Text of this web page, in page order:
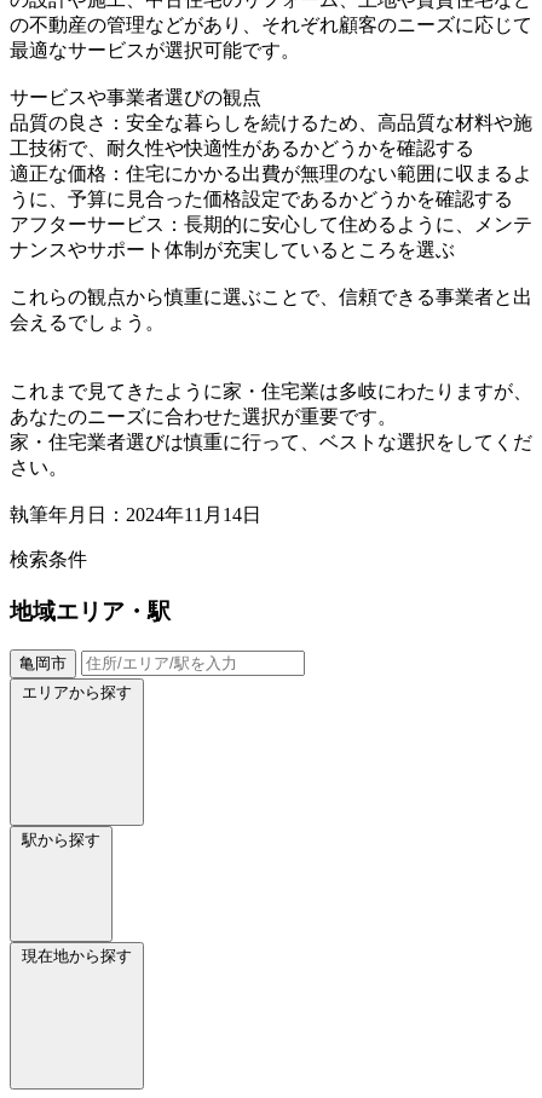
の不動産の管理などがあり、それぞれ顧客のニーズに応じて
最適なサービスが選択可能です。
サービスや事業者選びの観点
品質の良さ：安全な暮らしを続けるため、高品質な材料や施
工技術で、耐久性や快適性があるかどうかを確認する
適正な価格：住宅にかかる出費が無理のない範囲に収まるよ
うに、予算に見合った価格設定であるかどうかを確認する
アフターサービス：長期的に安心して住めるように、メンテ
ナンスやサポート体制が充実しているところを選ぶ
これらの観点から慎重に選ぶことで、信頼できる事業者と出
会えるでしょう。
これまで見てきたように家・住宅業は多岐にわたりますが、
あなたのニーズに合わせた選択が重要です。
家・住宅業者選びは慎重に行って、ベストな選択をしてくだ
さい。
執筆年月日：2024年11月14日
検索条件
地域エリア・駅
亀岡市
エリアから探す
駅から探す
現在地から探す